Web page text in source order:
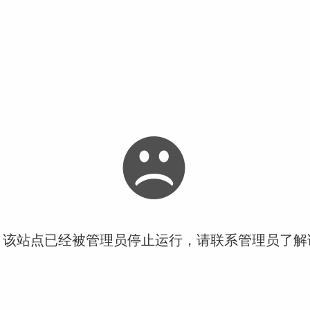
站点已经被管理员停止运行，请联系管理员了